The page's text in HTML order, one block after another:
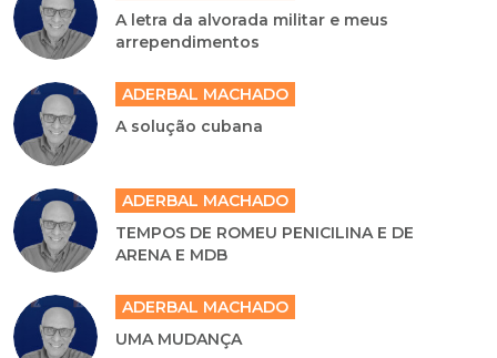
A letra da alvorada militar e meus
arrependimentos
ADERBAL MACHADO
A solução cubana
ADERBAL MACHADO
TEMPOS DE ROMEU PENICILINA E DE
ARENA E MDB
ADERBAL MACHADO
UMA MUDANÇA